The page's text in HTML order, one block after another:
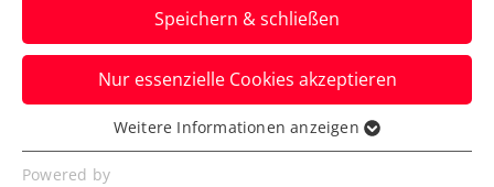
Das ITF-Grade III-Turnier in Istanbul
begann für Emily Meyer sehr
vielversprechend mit einem Sieg.
Verfasst von: Gerhard Nenning, 09.04.2019
Speichern & schließen
Nur essenzielle Cookies akzeptieren
Essenziell
Essenzielle Cookies werden für grundlegende
Weitere Informationen anzeigen
Powered by